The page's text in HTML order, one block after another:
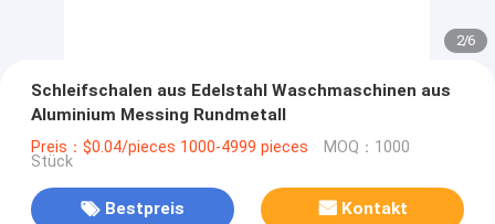
2/6
Schleifschalen aus Edelstahl Waschmaschinen aus
Aluminium Messing Rundmetall
Preis：$0.04/pieces 1000-4999 pieces MOQ：1000
Stück
Bestpreis Kontakt